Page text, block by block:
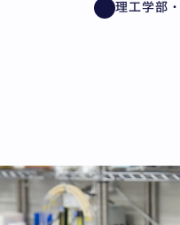
理工学部